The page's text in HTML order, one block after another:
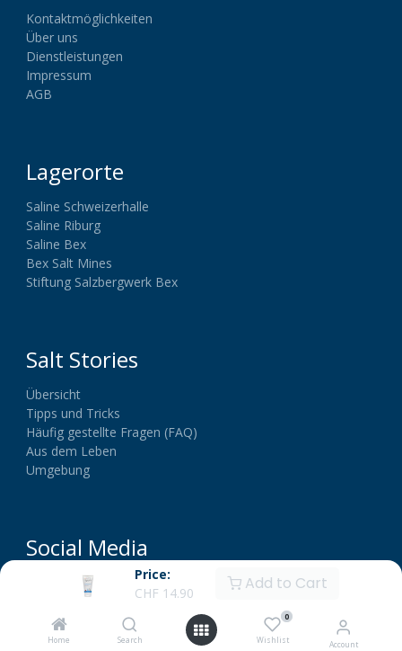
Price:
CHF 14.90 Add to Cart
Home Search
0
Wishlist Account
Kontaktmöglichkeiten
Über uns
Dienstleistungen
Impressum
AGB
Lagerorte
Saline Schweizerhalle
Saline Riburg
Saline Bex
Bex Salt Mines
Stiftung Salzbergwerk Bex
Salt Stories
Übersicht
Tipps und Tricks
Häufig gestellte Fragen (FAQ)
Aus dem Leben
Umgebung
Social Media